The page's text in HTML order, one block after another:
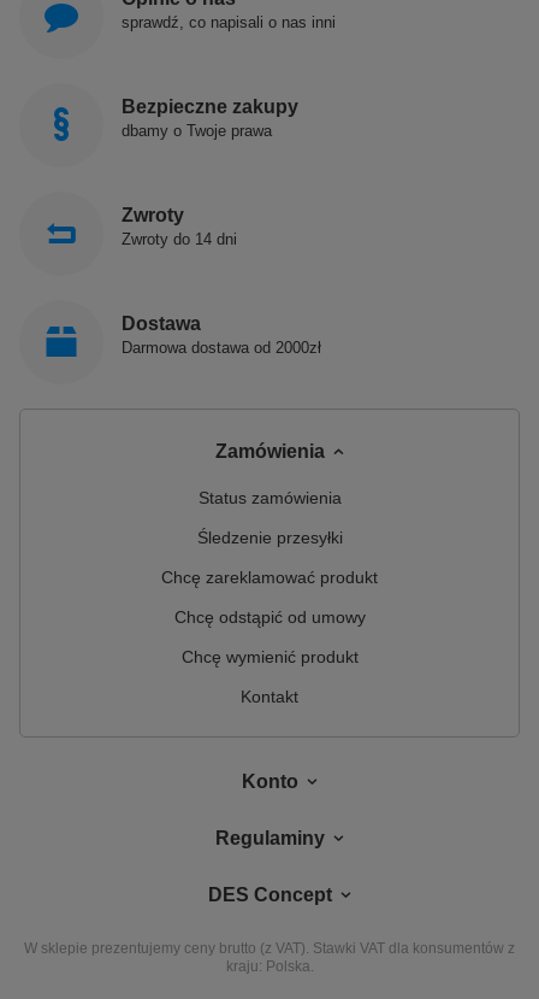
sprawdź, co napisali o nas inni
Bezpieczne zakupy
dbamy o Twoje prawa
Zwroty
Zwroty do 14 dni
Dostawa
Darmowa dostawa od 2000zł
Zamówienia
Status zamówienia
Śledzenie przesyłki
Chcę zareklamować produkt
Chcę odstąpić od umowy
Chcę wymienić produkt
Kontakt
Konto
Regulaminy
DES Concept
W sklepie prezentujemy ceny brutto (z VAT). Stawki VAT dla konsumentów z
kraju: Polska.